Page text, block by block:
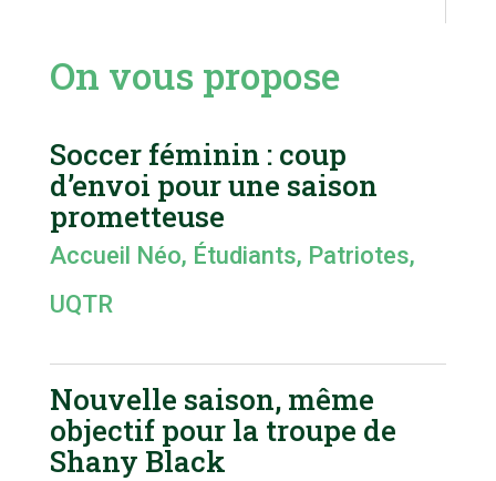
On vous propose
Soccer féminin : coup
d’envoi pour une saison
prometteuse
Accueil Néo, Étudiants, Patriotes,
UQTR
Nouvelle saison, même
objectif pour la troupe de
Shany Black